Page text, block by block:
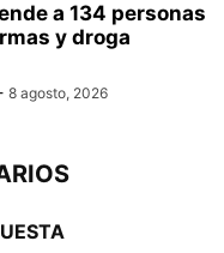
a 134 personas
y droga
8 agosto, 2026